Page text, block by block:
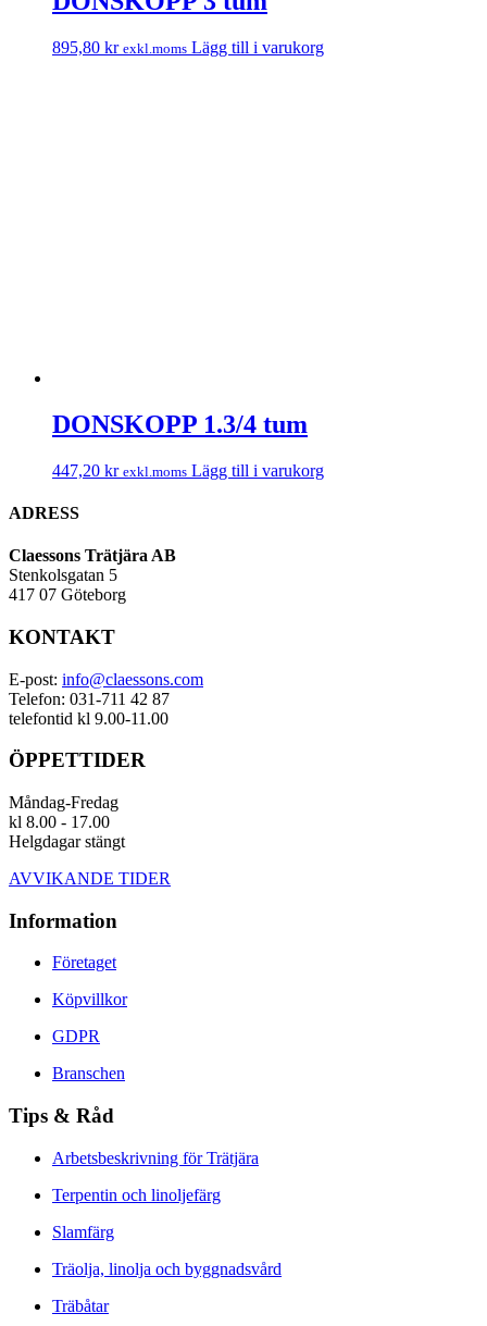
895,80 kr exkl.moms Lägg till i varukorg
DONSKOPP 1.3/4 tum
447,20 kr exkl.moms Lägg till i varukorg
ADRESS
Claessons Trätjära AB
Stenkolsgatan 5
417 07 Göteborg
KONTAKT
E-post: info@claessons.com
Telefon: 031-711 42 87
telefontid kl 9.00-11.00
ÖPPETTIDER
Måndag-Fredag
kl 8.00 - 17.00
Helgdagar stängt
AVVIKANDE TIDER
Information
Företaget
Köpvillkor
GDPR
Branschen
Tips & Råd
Arbetsbeskrivning för Trätjära
Terpentin och linoljefärg
Slamfärg
Träolja, linolja och byggnadsvård
Träbåtar